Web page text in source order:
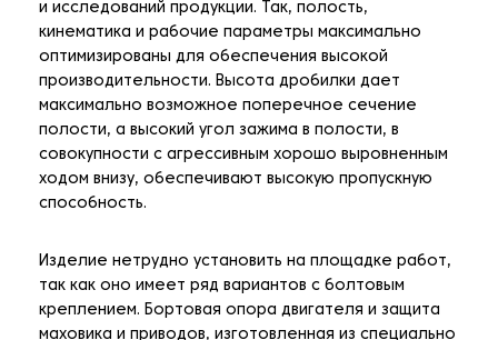
и исследований продукции. Так, полость,
кинематика и рабочие параметры максимально
оптимизированы для обеспечения высокой
производительности. Высота дробилки дает
максимально возможное поперечное сечение
полости, а высокий угол зажима в полости, в
совокупности с агрессивным хорошо выровненным
ходом внизу, обеспечивают высокую пропускную
способность.
Изделие нетрудно установить на площадке работ,
так как оно имеет ряд вариантов с болтовым
креплением. Бортовая опора двигателя и защита
маховика и приводов, изготовленная из специально